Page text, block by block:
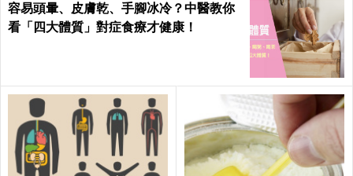
容易頭暈、皮膚乾、手腳冰冷？中醫教你
看「四大體質」對症食療才健康！